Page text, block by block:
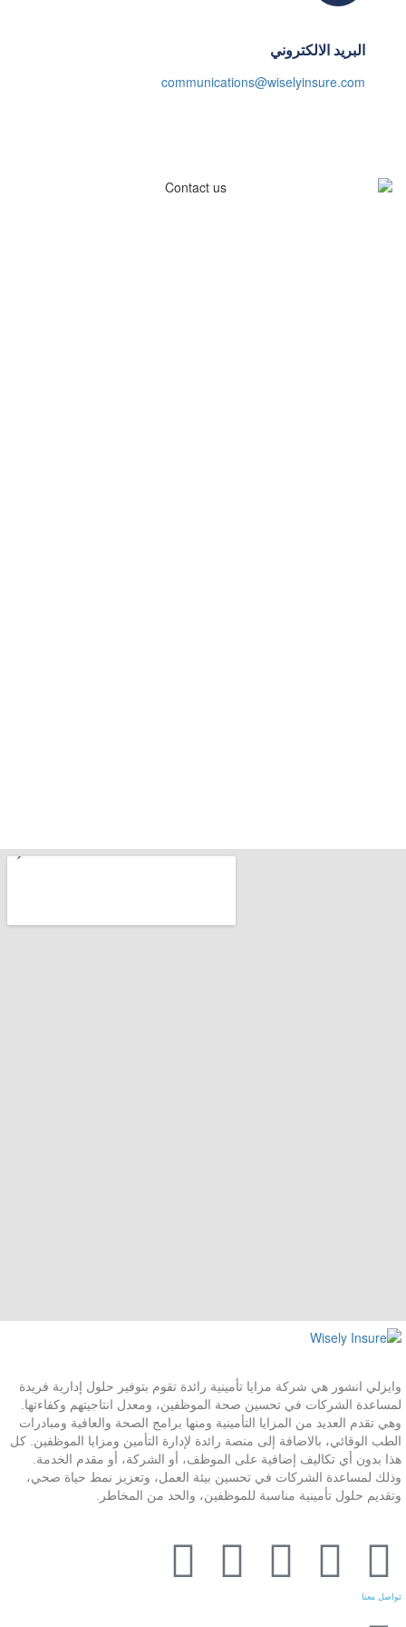
البريد الالكتروني
communications@wiselyinsure.com
وايزلي انشور هي شركة مزايا تأمينية رائدة تقوم بتوفير حلول إدارية فريدة
لمساعدة الشركات في تحسين صحة الموظفين، ومعدل انتاجيتهم وكفاءتها.
وهي تقدم العديد من المزايا التأمينية ومنها برامج الصحة والعافية ومبادرات
الطب الوقائي، بالاضافة إلى منصة رائدة لإدارة التأمين ومزايا الموظفين. كل
هذا بدون أي تكاليف إضافية على الموظف، أو الشركة، أو مقدم الخدمة.
وذلك لمساعدة الشركات في تحسين بيئة العمل، وتعزيز نمط حياة صحي،
وتقديم حلول تأمينية مناسبة للموظفين، والحد من المخاطر.
تواصل معنا